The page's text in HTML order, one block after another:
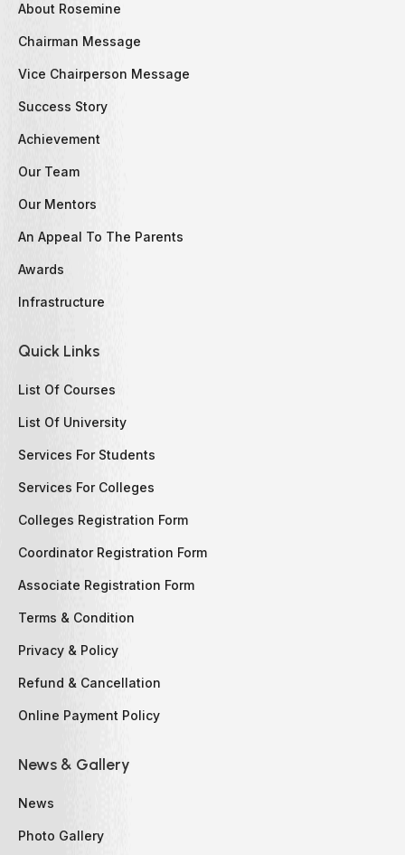
About Rosemine
Chairman Message
Vice Chairperson Message
Success Story
Achievement
Our Team
Our Mentors
An Appeal To The Parents
Awards
Infrastructure
Quick Links
List Of Courses
List Of University
Services For Students
Services For Colleges
Colleges Registration Form
Coordinator Registration Form
Associate Registration Form
Terms & Condition
Privacy & Policy
Refund & Cancellation
Online Payment Policy
News & Gallery
News
Photo Gallery